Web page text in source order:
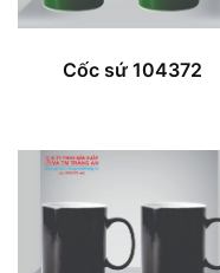
Cốc sứ 104372